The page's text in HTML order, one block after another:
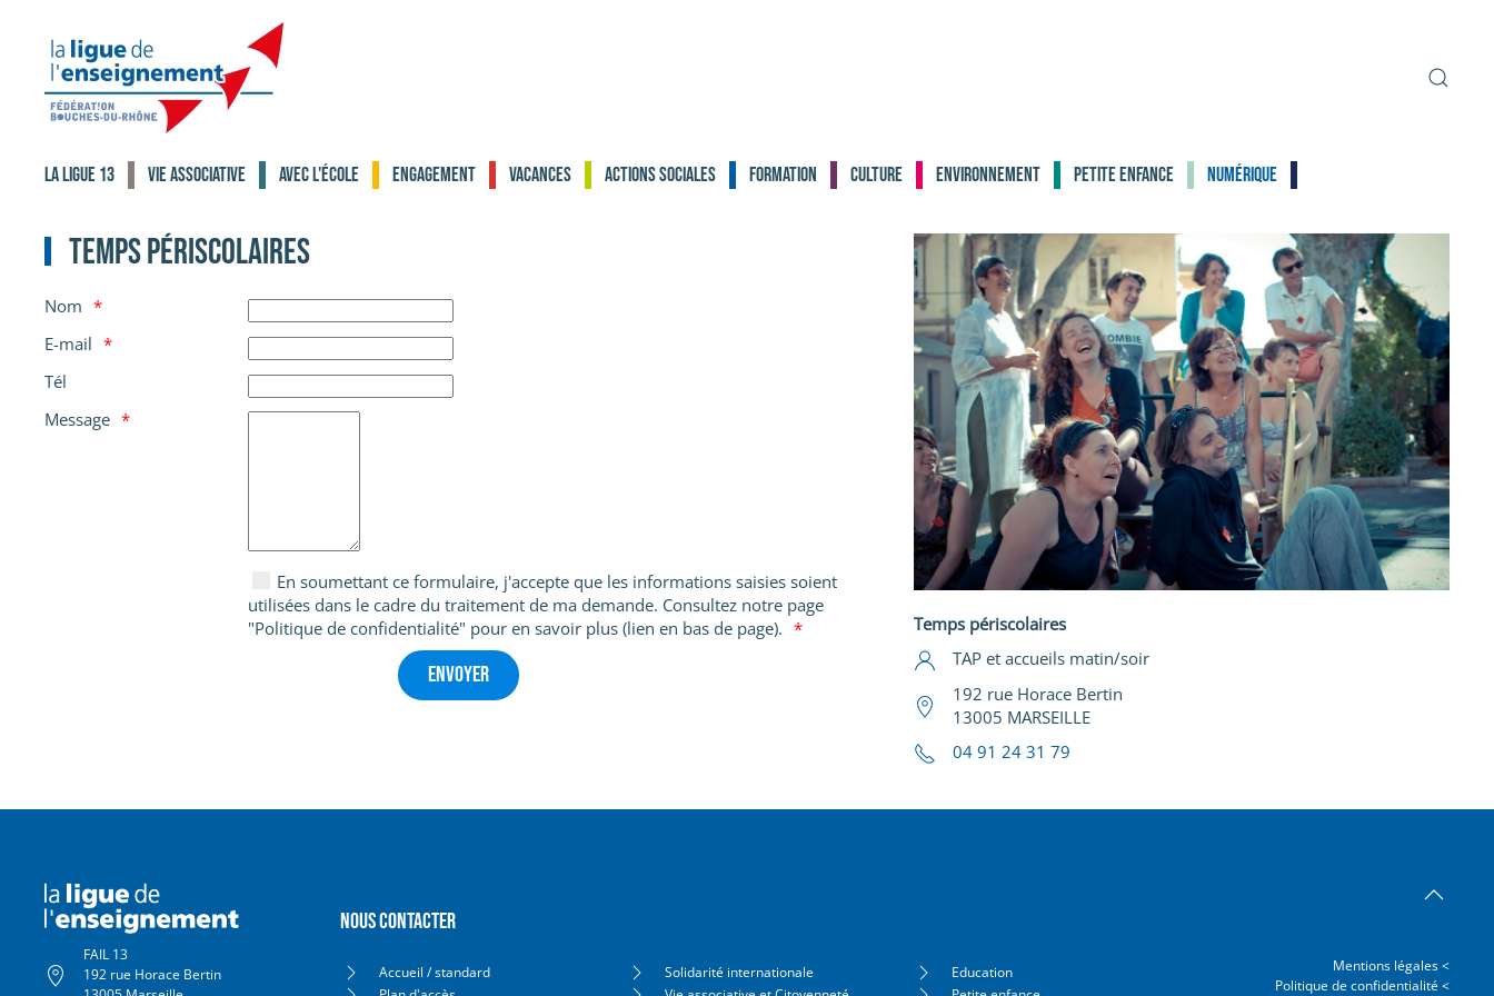
Accéder au contenu principal
La Ligue 13 Vie associative Avec l'école Engagement Vacances Actions sociales Formation Culture Environnement Petite enfance Numérique
Temps périscolaires
Nom
E-mail
Tél
Message
En soumettant ce formulaire, j'accepte que les informations saisies soient
utilisées dans le cadre du traitement de ma demande. Consultez notre page
"Politique de confidentialité" pour en savoir plus (lien en bas de page).
Temps périscolaires
TAP et accueils matin/soir
192 rue Horace Bertin
13005 MARSEILLE
04 91 24 31 79
FAIL 13
192 rue Horace Bertin
Nous contacter
Accueil / standard
Solidarité internationale
Education
Mentions légales <
Politique de confidentialité <